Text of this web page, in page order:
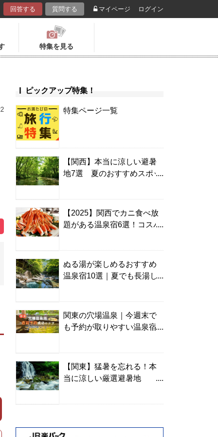
回答する 質問する マイページ ログイン
特集を見る
ピックアップ特集！
特集ページ一覧
【関西】本当に涼しい避暑
地7選 夏のおすすめスポッ
【2025】関西でカニ食べ放
題がある温泉宿6選！コスパ
ぬる湯が楽しめるおすすめ
温泉宿10選｜夏でも長湯し
関東の穴場温泉｜今週末で
も予約が取りやすい温泉宿
【関東】猛暑を忘れる！本
当に涼しい厳選避暑地